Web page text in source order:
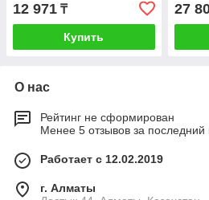
12 971 ₸
Купить
27
О нас
Рейтинг не сформирован
Менее 5 отзывов за последний
Работает с 12.02.2019
г. Алматы